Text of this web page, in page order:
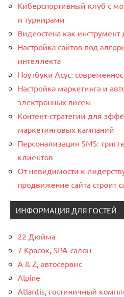
Киберспортивный клуб с
и турнирами
Видеостена как
Настройка сайтов под
интеллекта
Ноутбуки Асус:
Настройка маркетинга и
электронных писем
Контент‑стратегии для
маркетинговых кампаний
Персонализация SMS:
клиентов
От невидимости к
продвижение сайта строит
ИНФОРМАЦИЯ ДЛЯ ГОСТЕЙ
22 Дюйма
7 Красок, SPA-салон
A & Z, автосервис
Alpine
Atlantis, гостиничный